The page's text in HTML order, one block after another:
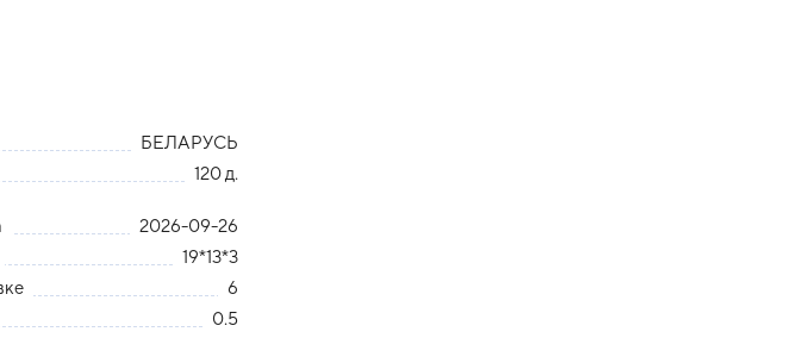
БЕЛАРУСЬ
120 д.
2026-09-26
19*13*3
6
0.5